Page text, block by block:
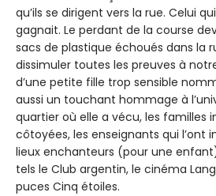
qu’ils se dirigent vers la rue. Celui
gagnait. Le perdant de la course
sacs de plastique échoués dans la
dissimuler toutes les preuves à
d’une petite fille trop sensible
aussi un touchant hommage à
quartier où elle a vécu, les familles
côtoyées, les enseignants qui l’ont
lieux enchanteurs (pour une
tels le Club argentin, le cinéma
puces Cinq étoiles.